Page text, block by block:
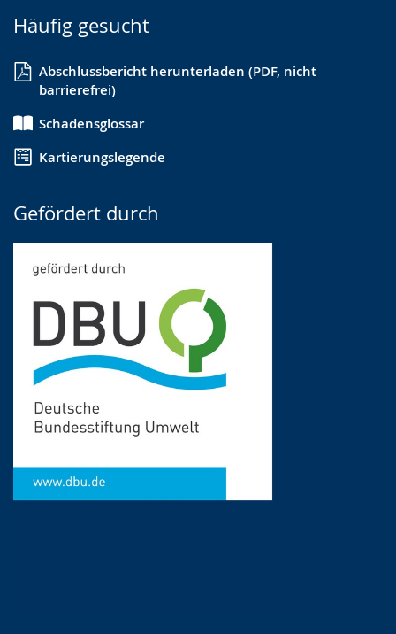
Häufig gesucht
Abschlussbericht herunterladen (PDF, nicht
barrierefrei)
Schadensglossar
Kartierungslegende
Gefördert durch